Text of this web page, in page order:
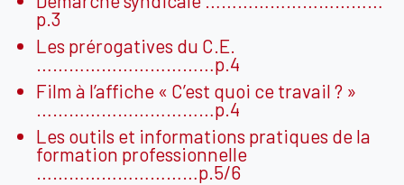
p.3
Les prérogatives du C.E.
……………………………p.4
Film à l’affiche « C’est quoi ce travail ? »
……………………………p.4
Les outils et informations pratiques de la
formation professionnelle
…………………………p.5/6